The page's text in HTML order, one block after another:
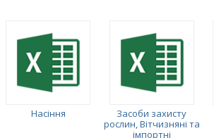
Насіння
Засоби захисту
рослин, Вітчизняні та
імпортні